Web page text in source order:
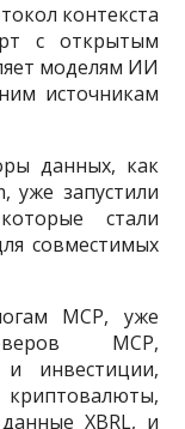
контекста
с открытым
моделям ИИ
источникам
данных, как
уже запустили
стали
совместимых
MCP, уже
MCP,
инвестиции,
XBRL, и